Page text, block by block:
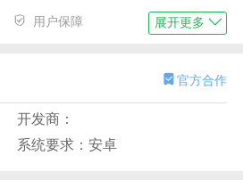
以随时谈论任何事情。它是一个
用户保障 展开更多
官方合作
开发商：
系统要求：安卓